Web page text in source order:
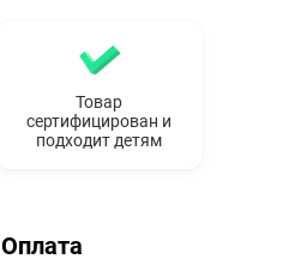
Товар
сертифицирован и
подходит детям
Оплата